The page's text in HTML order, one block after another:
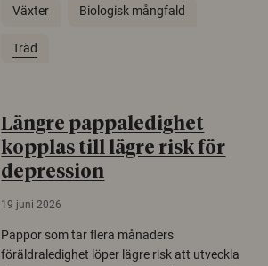
Växter Biologisk mångfald
Träd
Längre pappaledighet
kopplas till lägre risk för
depression
19 juni 2026
Pappor som tar flera månaders
föräldraledighet löper lägre risk att utveckla